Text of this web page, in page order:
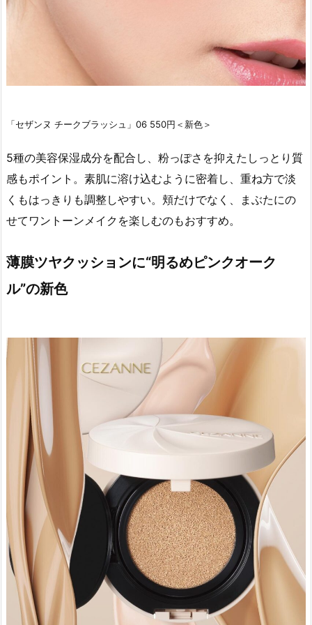
「セザンヌ チークブラッシュ」06 550円＜新色＞
5種の美容保湿成分を配合し、粉っぽさを抑えたしっとり質
感もポイント。素肌に溶け込むように密着し、重ね方で淡
くもはっきりも調整しやすい。頬だけでなく、まぶたにの
せてワントーンメイクを楽しむのもおすすめ。
薄膜ツヤクッションに“明るめピンクオーク
ル”の新色